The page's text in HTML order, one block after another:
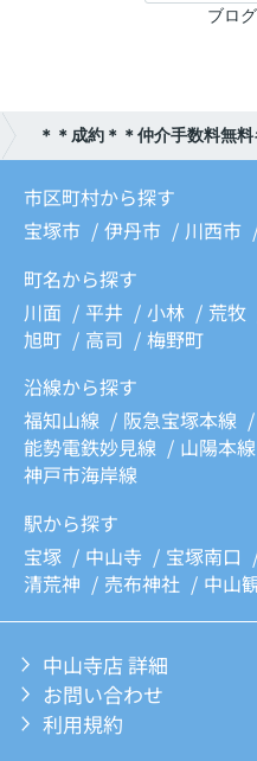
ブロ
＊＊成約＊＊仲介手数料無
市区町村から探す
宝塚市
伊丹市 川西市
町名から探す
川面
平井 小林 荒牧
旭町
高司
梅野町
沿線から探す
福知山線
阪急宝塚本線
能勢電鉄妙見線
山陽本線
神戸市海岸線
駅から探す
宝塚
中山寺 宝塚南口
清荒神
売布神社 中山
中山寺店 詳細
お問い合わせ
利用規約